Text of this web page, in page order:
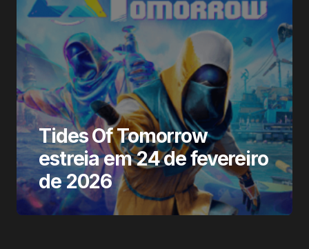
Tides Of Tomorrow
estreia em 24 de fevereiro
de 2026